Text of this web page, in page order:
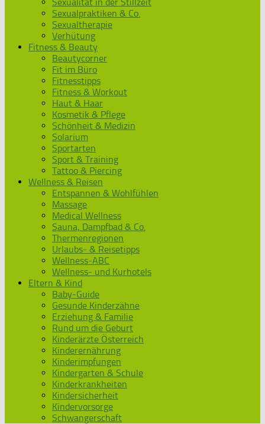
Sexualpraktiken & Co.
Sexualtherapie
Verhütung
Fitness & Beauty
Beautycorner
Fit im Büro
Fitnesstipps
Fitness & Workout
Haut & Haar
Kosmetik & Pflege
Schönheit & Medizin
Solarium
Sportarten
Sport & Training
Tattoo & Piercing
Wellness & Reisen
Entspannen & Wohlfühlen
Massage
Medical Wellness
Sauna, Dampfbad & Co.
Thermenregionen
Urlaubs- & Reisetipps
Wellness-ABC
Wellness- und Kurhotels
Eltern & Kind
Baby-Guide
Gesunde Kinderzähne
Erziehung & Familie
Rund um die Geburt
Kinderärzte Österreich
Kinderernährung
Kinderimpfungen
Kindergarten & Schule
Kinderkrankheiten
Kindersicherheit
Kindervorsorge
Schwangerschaft